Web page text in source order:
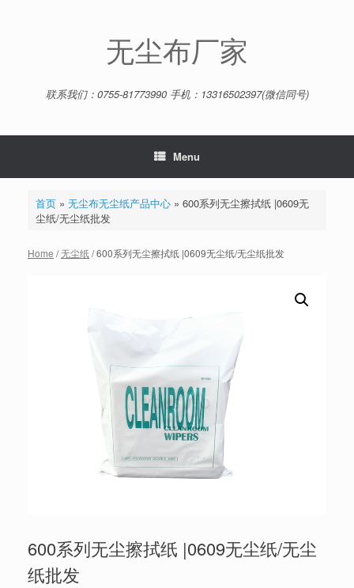
无尘布厂家
联系我们：0755-81773990 手机：13316502397(微信同号)
Menu
首页» 无尘布无尘纸产品中心» 600系列无尘擦拭纸 |0609无
尘纸/无尘纸批发
Home /无尘纸/ 600系列无尘擦拭纸 |0609无尘纸/无尘纸批发
600系列无尘擦拭纸 |0609无尘纸/无尘
纸批发